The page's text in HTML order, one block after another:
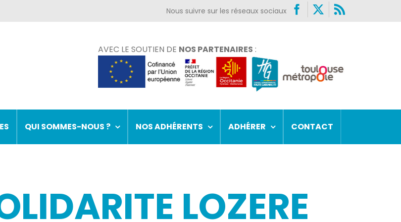
Facebook
AVEC LE SOUTIEN DE NOS PARTENAIRES :
QUI SOMMES-NOUS ? NOS ADHÉRENTS ADHÉRER CONTACT
LOZERE